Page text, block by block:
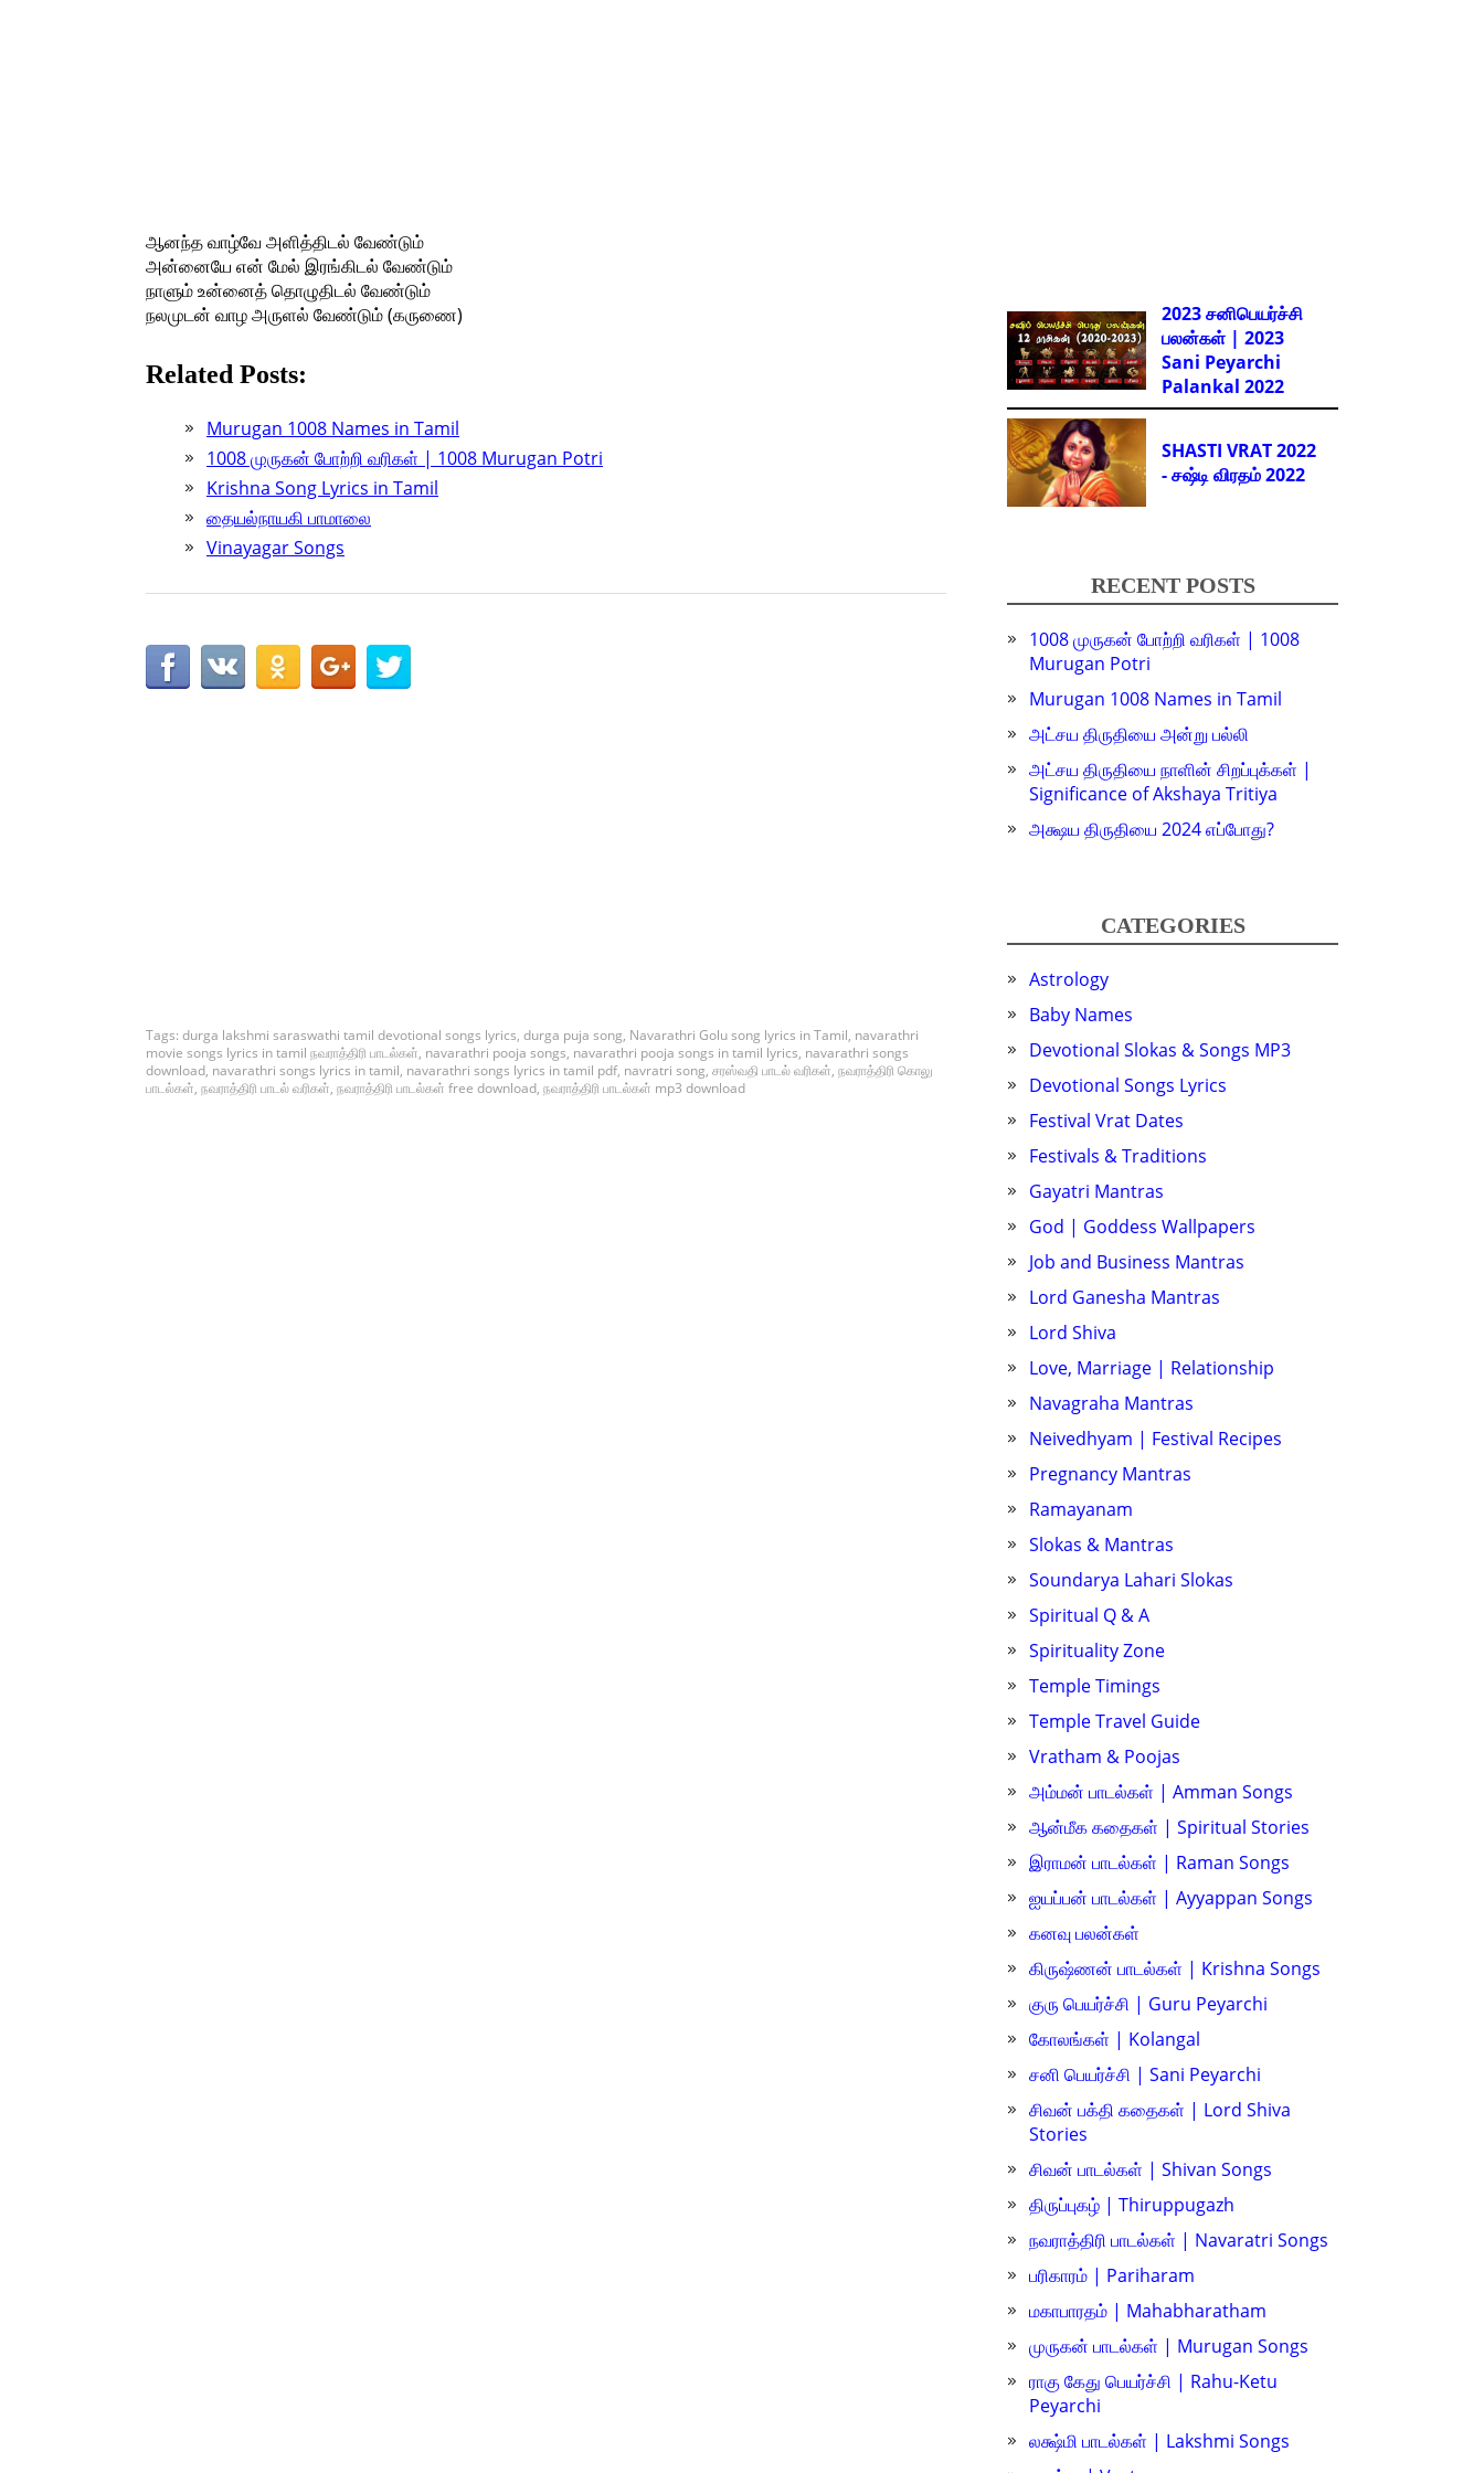
ஆனந்த வாழ்வே அளித்திடல் வேண்டும்
அன்னையே என் மேல் இரங்கிடல் வேண்டும்
நாளும் உன்னைத் தொழுதிடல் வேண்டும்
நலமுடன் வாழ அருளல் வேண்டும் (கருணை)
Related Posts:
Murugan 1008 Names in Tamil
1008 முருகன் போற்றி வரிகள் | 1008 Murugan Potri
Krishna Song Lyrics in Tamil
தையல்நாயகி பாமாலை
Vinayagar Songs
Tags: durga lakshmi saraswathi tamil devotional songs lyrics, durga puja song, Navarathri Golu song lyrics in Tamil, navarathri
movie songs lyrics in tamil நவராத்திரி பாடல்கள், navarathri pooja songs, navarathri pooja songs in tamil lyrics, navarathri songs
download, navarathri songs lyrics in tamil, navarathri songs lyrics in tamil pdf, navratri song, சரஸ்வதி பாடல் வரிகள், நவராத்திரி கொலு
பாடல்கள், நவராத்திரி பாடல் வரிகள், நவராத்திரி பாடல்கள் free download, நவராத்திரி பாடல்கள் mp3 download
2023 சனிபெயர்ச்சி
பலன்கள் | 2023
Sani Peyarchi
Palankal 2022
SHASTI VRAT 2022
- சஷ்டி விரதம் 2022
RECENT POSTS
1008 முருகன் போற்றி வரிகள் | 1008
Murugan Potri
Murugan 1008 Names in Tamil
அட்சய திருதியை அன்று பல்லி
அட்சய திருதியை நாளின் சிறப்புக்கள் |
Significance of Akshaya Tritiya
அக்ஷய திருதியை 2024 எப்போது?
CATEGORIES
Astrology
Baby Names
Devotional Slokas & Songs MP3
Devotional Songs Lyrics
Festival Vrat Dates
Festivals & Traditions
Gayatri Mantras
God | Goddess Wallpapers
Job and Business Mantras
Lord Ganesha Mantras
Lord Shiva
Love, Marriage | Relationship
Navagraha Mantras
Neivedhyam | Festival Recipes
Pregnancy Mantras
Ramayanam
Slokas & Mantras
Soundarya Lahari Slokas
Spiritual Q & A
Spirituality Zone
Temple Timings
Temple Travel Guide
Vratham & Poojas
அம்மன் பாடல்கள் | Amman Songs
ஆன்மீக கதைகள் | Spiritual Stories
இராமன் பாடல்கள் | Raman Songs
ஐயப்பன் பாடல்கள் | Ayyappan Songs
கனவு பலன்கள்
கிருஷ்ணன் பாடல்கள் | Krishna Songs
குரு பெயர்ச்சி | Guru Peyarchi
கோலங்கள் | Kolangal
சனி பெயர்ச்சி | Sani Peyarchi
சிவன் பக்தி கதைகள் | Lord Shiva
Stories
சிவன் பாடல்கள் | Shivan Songs
திருப்புகழ் | Thiruppugazh
நவராத்திரி பாடல்கள் | Navaratri Songs
பரிகாரம் | Pariharam
மகாபாரதம் | Mahabharatham
முருகன் பாடல்கள் | Murugan Songs
ராகு கேது பெயர்ச்சி | Rahu-Ketu
Peyarchi
லக்ஷ்மி பாடல்கள் | Lakshmi Songs